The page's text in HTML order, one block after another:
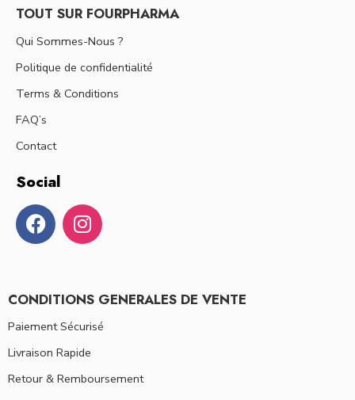
TOUT SUR FOURPHARMA
Qui Sommes-Nous ?
Politique de confidentialité
Terms & Conditions
FAQ’s
Contact
Social
CONDITIONS GENERALES DE VENTE
Paiement Sécurisé
Livraison Rapide
Retour & Remboursement